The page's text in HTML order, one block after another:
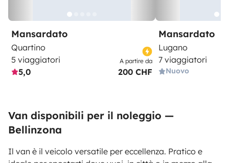
Mansardato
Quartino
5 viaggiatori
5,0
A partire da
200 CHF
Mansardato
Lugano
7 viaggiatori
Nuovo
Van disponibili per il noleggio —
Bellinzona
Il van è il veicolo versatile per eccellenza. Pratico e